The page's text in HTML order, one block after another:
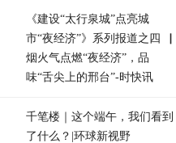
《建设“太行泉城”点亮城
市“夜经济”》系列报道之四▕
烟火气点燃“夜经济”，品
味“舌尖上的邢台”-时快讯
千笔楼｜这个端午，我们看到
了什么？|环球新视野